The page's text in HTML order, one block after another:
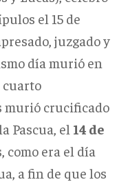
el 15 de
juzgado y
día murió en
cuarto
murió crucificado
Pascua, el 14 de
como era el día
a fin de que los